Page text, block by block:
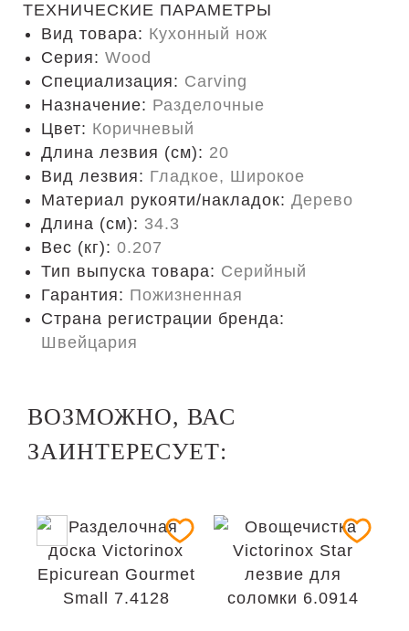
ТЕХНИЧЕСКИЕ ПАРАМЕТРЫ
Вид товара: Кухонный нож
Серия: Wood
Специализация: Carving
Назначение: Разделочные
Цвет: Коричневый
Длина лезвия (см): 20
Вид лезвия: Гладкое, Широкое
Материал рукояти/накладок: Дерево
Длина (cм): 34.3
Вес (кг): 0.207
Тип выпуска товара: Серийный
Гарантия: Пожизненная
Страна регистрации бренда:
Швейцария
ВОЗМОЖНО, ВАС
ЗАИНТЕРЕСУЕТ: